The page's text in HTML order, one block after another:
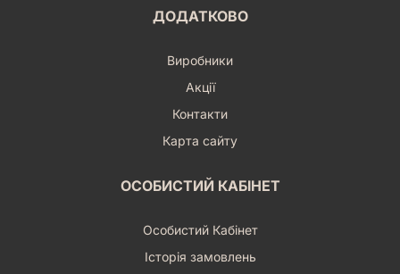
ДОДАТКОВО
Виробники
Акції
Контакти
Карта сайту
ОСОБИСТИЙ КАБІНЕТ
Особистий Кабінет
Історія замовлень